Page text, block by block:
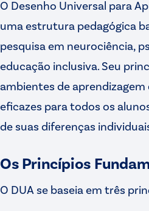
O Desenho Universal para
uma estrutura pedagógica
pesquisa em neurociência,
educação inclusiva. Seu
ambientes de aprendizagem
eficazes para todos os
de suas diferenças
Os Princípios
O DUA se baseia em três